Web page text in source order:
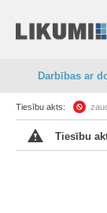
Darbības ar
Tiesību akts:
Tiesību